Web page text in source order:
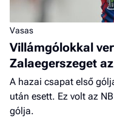
Vasas
Villámgólokkal
Zalaegerszeget
A hazai csapat első
után esett. Ez volt az
gólja.